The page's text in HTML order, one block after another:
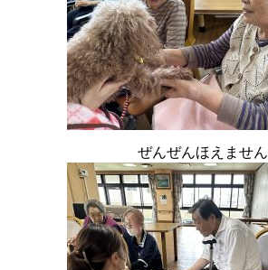
ぜんぜんほえません